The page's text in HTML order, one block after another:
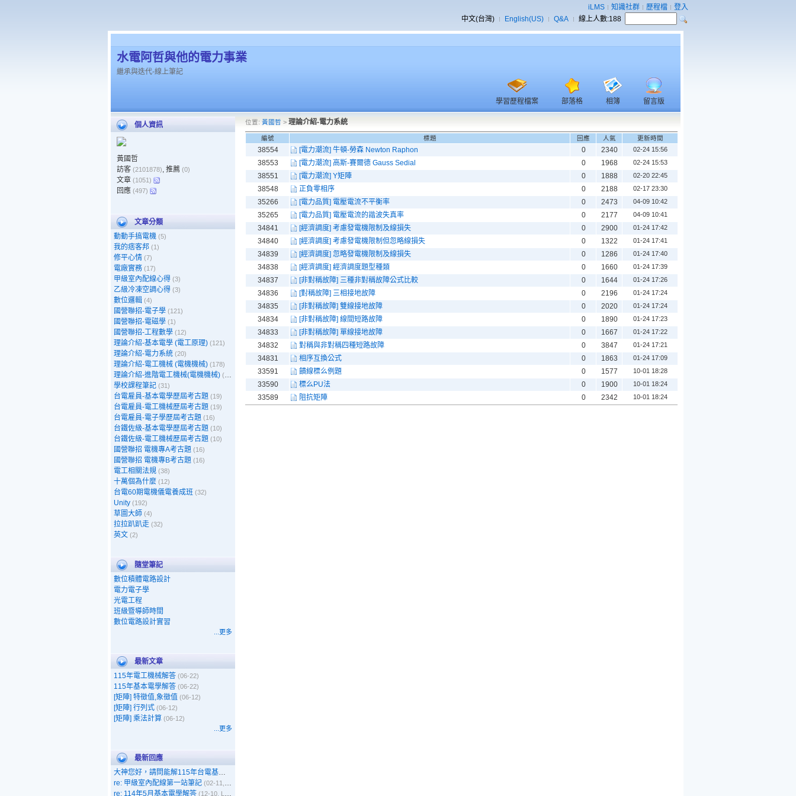
iLMS 知識社群 歷程檔
登入
中文(台灣)
English(US) Q&A 線上人數:188
水電阿哲與他的電力事業
繼承與迭代-線上筆記
學習歷程檔案 部落格 相簿 留言版
個人資訊
黃國哲
訪客 (2101878), 推薦 (0)
文章 (1051)
回應 (497)
文章分類
動動手搞電機 (5)
我的痞客邦 (1)
修平心情 (7)
電廠實務 (17)
甲級室內配線心得 (3)
乙級冷凍空調心得 (3)
數位邏輯 (4)
國營聯招-電子學 (121)
國營聯招-電磁學 (1)
國營聯招-工程數學 (12)
理論介紹-基本電學 (電工原理) (121)
理論介紹-電力系統 (20)
理論介紹-電工機械 (電機機械) (178)
理論介紹-進階電工機械(電機機械) (39)
學校課程筆記 (31)
台電雇員-基本電學歷屆考古題 (19)
台電雇員-電工機械歷屆考古題 (19)
台電雇員-電子學歷屆考古題 (16)
台鐵佐級-基本電學歷屆考古題 (10)
台鐵佐級-電工機械歷屆考古題 (10)
國營聯招 電機專A考古題 (16)
國營聯招 電機專B考古題 (16)
電工相關法規 (38)
十萬個為什麼 (12)
台電60期電機儀電養成班 (32)
Unity (192)
草圖大師 (4)
拉拉趴趴走 (32)
英文 (2)
隨堂筆記
數位積體電路設計
電力電子學
光電工程
班級暨導師時間
數位電路設計實習
...更多
最新文章
115年電工機械解答 (06-22)
115年基本電學解答 (06-22)
[矩陣] 特徵值,象徵值 (06-12)
[矩陣] 行列式 (06-12)
[矩陣] 乘法計算 (06-12)
...更多
最新回應
大神您好，請問能解115年台電基本電學嗎
re: 甲級室內配線第一站筆記 (02-11, 呵呵)
re: 114年5月基本電學解答 (12-10, Leo)
位置: 黃國哲 > 理論介紹-電力系統
編號 標題 回應 人氣 更新時間
38554 [電力潮流] 牛頓-勞森 Newton Raphon 0 2340 02-24 15:56
38553 [電力潮流] 高斯-賽爾德 Gauss Sedial 0 1968 02-24 15:53
38551 [電力潮流] Y矩陣 0 1888 02-20 22:45
38548 正負零相序 0 2188 02-17 23:30
35266 [電力品質] 電壓電流不平衡率 0 2473 04-09 10:42
35265 [電力品質] 電壓電流的諧波失真率 0 2177 04-09 10:41
34841 [經濟調度] 考慮發電機限制及線損失 0 2900 01-24 17:42
34840 [經濟調度] 考慮發電機限制但忽略線損失 0 1322 01-24 17:41
34839 [經濟調度] 忽略發電機限制及線損失 0 1286 01-24 17:40
34838 [經濟調度] 經濟調度題型種類 0 1660 01-24 17:39
34837 [非對稱故障] 三種非對稱故障公式比較 0 1644 01-24 17:26
34836 [對稱故障] 三相接地故障 0 2196 01-24 17:24
34835 [非對稱故障] 雙線接地故障 0 2020 01-24 17:24
34834 [非對稱故障] 線間短路故障 0 1890 01-24 17:23
34833 [非對稱故障] 單線接地故障 0 1667 01-24 17:22
34832 對稱與非對稱四種短路故障 0 3847 01-24 17:21
34831 相序互換公式 0 1863 01-24 17:09
33591 饋線標么例題 0 1577 10-01 18:28
33590 標么PU法 0 1900 10-01 18:24
33589 阻抗矩陣 0 2342 10-01 18:24